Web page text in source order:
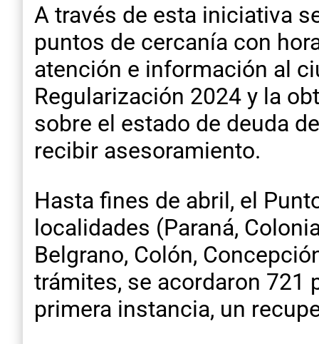
A través de esta iniciativa
puntos de cercanía con
atención e información al
Regularización 2024 y la
sobre el estado de deuda
recibir asesoramiento.
Hasta fines de abril, el
localidades (Paraná,
Belgrano, Colón,
trámites, se acordaron 721
primera instancia, un